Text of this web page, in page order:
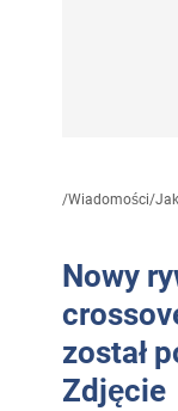
/Wiadomości/
Nowy
został
Zdjęcie